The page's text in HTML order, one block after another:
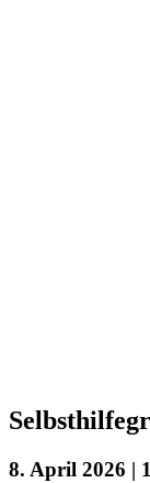
8. April 2026 |